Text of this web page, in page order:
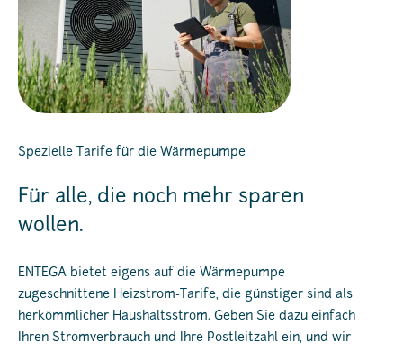
Spezielle Tarife für die Wärmepumpe
Für alle, die noch mehr sparen
wollen.
ENTEGA bietet eigens auf die Wärmepumpe
zugeschnittene Heizstrom-Tarife, die günstiger sind als
herkömmlicher Haushaltsstrom. Geben Sie dazu einfach
Ihren Stromverbrauch und Ihre Postleitzahl ein, und wir